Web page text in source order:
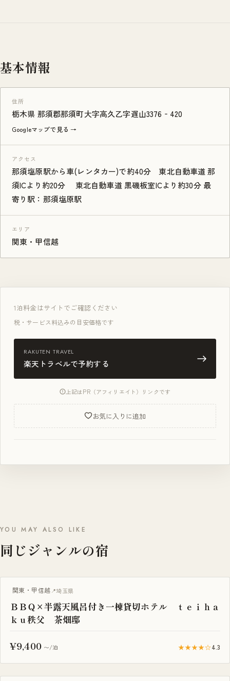
基本情報
住所
栃木県 那須郡那須町大字高久乙字遅山3376‐420
Googleマップで見る →
アクセス
那須塩原駅から車(レンタカー)で約40分 東北自動車道 那
須ICより約20分 東北自動車道 黒磯板室ICより約30分 最
寄り駅：那須塩原駅
エリア
関東・甲信越
1泊料金はサイトでご確認ください
税・サービス料込みの目安価格です
RAKUTEN TRAVEL
楽天トラベルで予約する
上記はPR（アフィリエイト）リンクです
お気に入りに追加
YOU MAY ALSO LIKE
同じジャンルの宿
BBQ・焚き火
関東・甲信越 埼玉県
ＢＢＱ×半露天風呂付き一棟貸切ホテル ｔｅｉｈａ
ｋｕ秩父 茶畑邸
¥9,400 〜/泊 ★★★★☆4.3